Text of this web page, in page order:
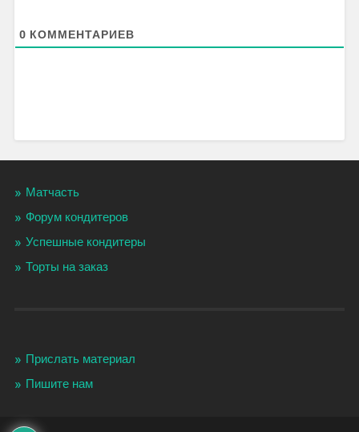
0 КОММЕНТАРИЕВ
Матчасть
Форум кондитеров
Успешные кондитеры
Торты на заказ
Прислать материал
Пишите нам